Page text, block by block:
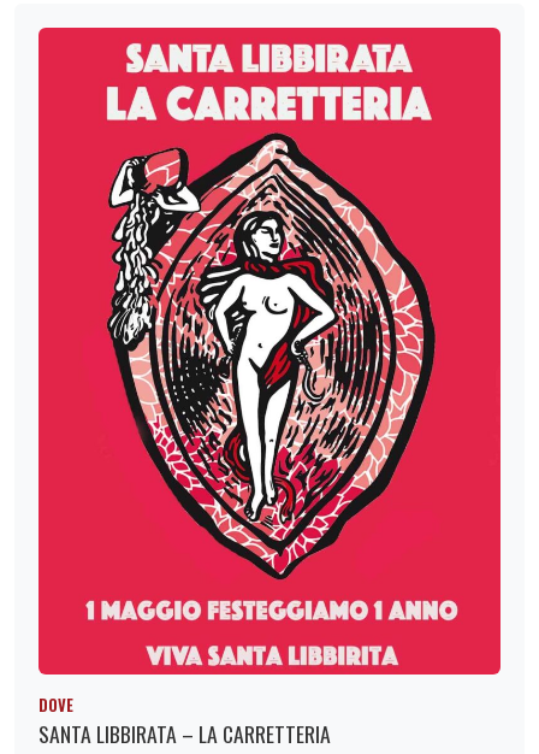
DOVE
SANTA LIBBIRATA – LA CARRETTERIA